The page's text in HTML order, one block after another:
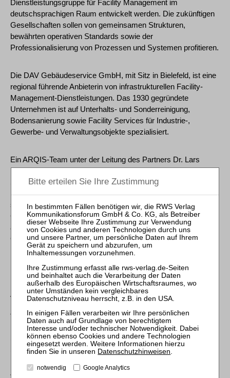
Dienstleistungsgruppe für Facility Management im
deutschsprachigen Raum entwickelt werden. Die zukünftigen
Gesellschaften sollen von gemeinsamen Strukturen,
bewährten operativen Standards sowie der
Professionalisierung von Prozessen und Systemen profitieren.
Die DAV Gebäudeservice GmbH, mit Sitz in Bielefeld, ist eine
regional führende Anbieterin von infrastrukturellen Facility-
Management-Dienstleistungen. Das 1930 gegründete
Unternehmen ist auf Unterhalts- und Sonderreinigung,
Bodensanierung sowie Facility Services für Industrie-,
Gewerbe- und Verwaltungsobjekte spezialisiert.
Ein ARQIS-Team unter der Leitung des Partners Dr. Lars
Laeger hat die Constellation Capital AG sowohl bei der
Strukturierung der Plattform als auch bei der Akquisition der
DAV Gebäudeservice GmbH umfassend rechtlich und
steuerlich beraten. Das Team um Dr. Laeger begleitet
Constellation regelmäßig bei Transaktionen, so zuletzt unter
anderem beim Erwerb der Abresch Industrieverpackung
GmbH.
Berater Constellation Capital AG
ARQIS (Düsseldorf): Kerndealteam: Dr. Lars Laeger (Lead
Transactions), Partner: Johannes Landry (Finanzierung), Dr.
Ulrich Lienhard (Real Estate), Counsel: Christian Judis
(Compliance, München), Jens Knipping (Tax), Nora Stratmann
(Commercial, München), Martin Weingärtner (HR.Law),
Johanna Klingen (Tech.Law), Diana Puchowezki (Real Estate).
Datenschutzhinweisen.
notwendig Google Analytics